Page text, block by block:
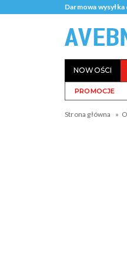
Darmowa
NOWOŚCI
PROMOCJE
Strona główna